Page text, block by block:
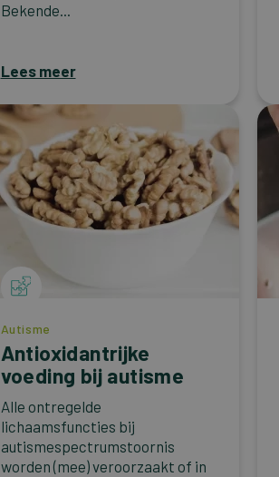
Bekende...
Lees meer
Autisme
Antioxidantrijke
voeding bij autisme
Alle ontregelde
lichaamsfuncties bij
autismespectrumstoornis
worden (mee) veroorzaakt of in